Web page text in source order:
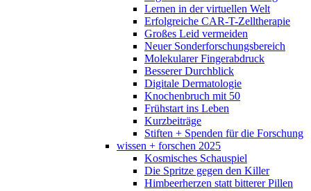
Lernen in der virtuellen Welt
Erfolgreiche CAR-T-Zelltherapie
Großes Leid vermeiden
Neuer Sonderforschungsbereich
Molekularer Fingerabdruck
Besserer Durchblick
Digitale Dermatologie
Knochenbruch mit 50
Frühstart ins Leben
Kurzbeiträge
Stiften + Spenden für die Forschung
wissen + forschen 2025
Kosmisches Schauspiel
Die Spritze gegen den Killer
Himbeerherzen statt bitterer Pillen